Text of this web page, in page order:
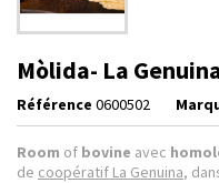
Mòlida- La
Référence 0600502
Room of bovine avec
de coopératif La Genuina,